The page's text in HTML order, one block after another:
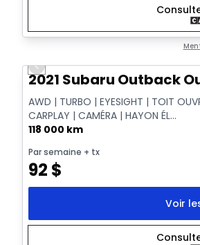
Vidéo disponible
Previous slide
2021 Subaru Outback
AWD | TURBO | EYESIGHT | TOIT
CARPLAY | CAMÉRA | HAYON ÉL...
118 000 km
Par semaine + tx
92 $
Voir